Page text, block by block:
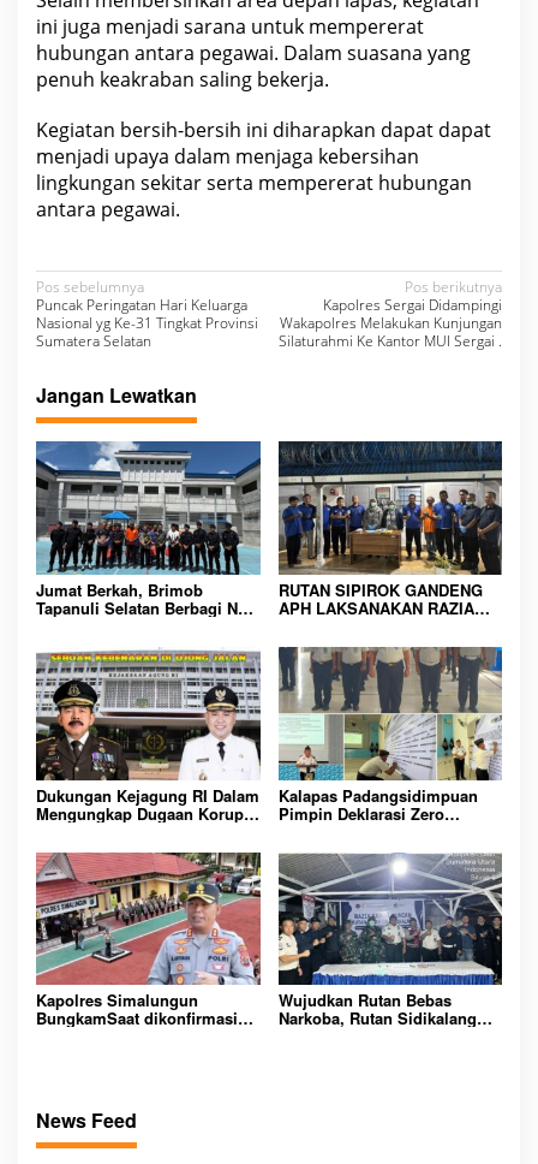
ini juga menjadi sarana untuk mempererat
hubungan antara pegawai. Dalam suasana yang
penuh keakraban saling bekerja.
Kegiatan bersih-bersih ini diharapkan dapat dapat
menjadi upaya dalam menjaga kebersihan
lingkungan sekitar serta mempererat hubungan
antara pegawai.
N
a
i
g
a
s
i
p
o
Pos sebelumnya
Puncak Peringatan Hari Keluarga
Nasional yg Ke-31 Tingkat Provinsi
Sumatera Selatan
Pos berikutnya
Kapolres Sergai Didampingi
Wakapolres Melakukan Kunjungan
Silaturahmi Ke Kantor MUI Sergai .
Jangan Lewatkan
Jumat Berkah, Brimob
Tapanuli Selatan Berbagi Nasi
Rutan Kelas IIB Sipirok
RUTAN SIPIROK GANDENG
APH LAKSANAKAN RAZIA
KOMITMEN CIPTAKAN
LINGKUNGAN
PEMASYARAKATAN YANG
AMAN
Dukungan Kejagung RI Dalam
Mengungkap Dugaan Korupsi
Ketua AMPK : Segera Periksa
Dan Tangkap!
Kalapas Padangsidimpuan
Pimpin Deklarasi Zero
Lingkungan Lapas
Padangsidimpuan
Kapolres Simalungun
BungkamSaat dikonfirmasi
Wujudkan Rutan Bebas
Narkoba, Rutan Sidikalang
News Feed